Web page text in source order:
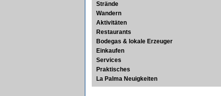
Strände
Wandern
Aktivitäten
Restaurants
Bodegas & lokale Erzeuger
Einkaufen
Services
Praktisches
La Palma Neuigkeiten